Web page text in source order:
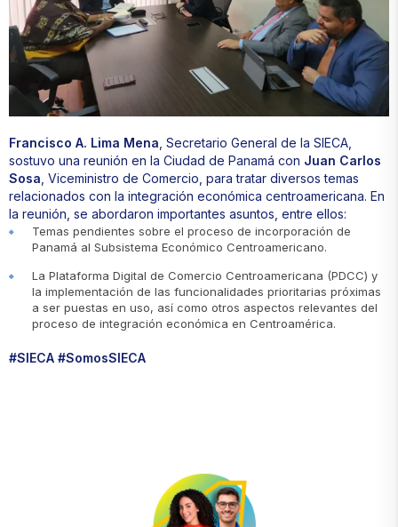
Francisco A. Lima Mena , Secretario General de la SIECA,
sostuvo una reunión en la Ciudad de Panamá con Juan Carlos
Sosa , Viceministro de Comercio, para tratar diversos temas
relacionados con la integración económica centroamericana. En
la reunión, se abordaron importantes asuntos, entre ellos:
Temas pendientes sobre el proceso de incorporación de
Panamá al Subsistema Económico Centroamericano.
La Plataforma Digital de Comercio Centroamericana (PDCC) y
la implementación de las funcionalidades prioritarias próximas
a ser puestas en uso, así como otros aspectos relevantes del
proceso de integración económica en Centroamérica.
#SIECA #SomosSIECA